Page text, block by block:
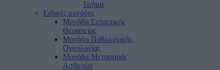
Τμήμα
Ειδικές μονάδες
Μονάδα Ενταντικής
Θεραπείας
Μονάδα Παθολογικής
Ογκολογίας
Μονάδα Μεταφοράς
Ασθενών